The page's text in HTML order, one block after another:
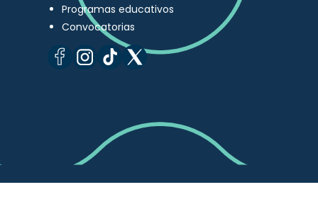
Programas educativos
Convocatorias